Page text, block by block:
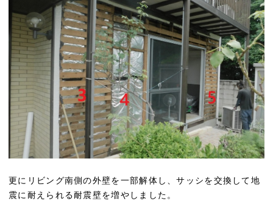
更にリビング南側の外壁を一部解体し、サッシを交換して地
震に耐えられる耐震壁を増やしました。